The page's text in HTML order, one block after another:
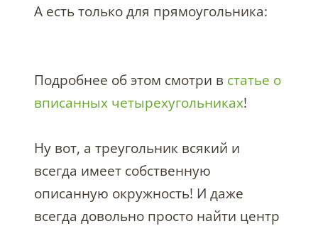
А есть только для прямоугольника:
Подробнее об этом смотри в статье о
вписанных четырехугольниках!
Ну вот, а треугольник всякий и
всегда имеет собственную
описанную окружность! И даже
всегда довольно просто найти центр